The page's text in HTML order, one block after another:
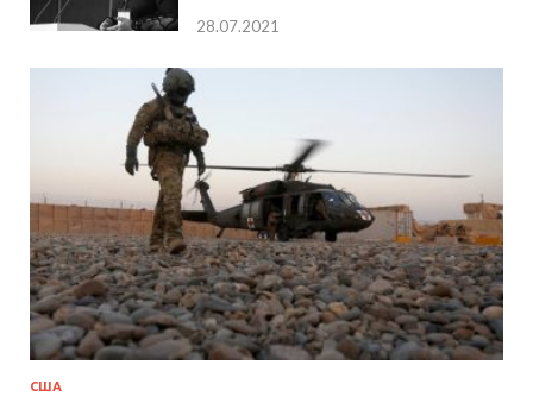
28.07.2021
США